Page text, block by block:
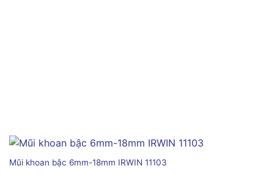
Mũi khoan bậc 6mm-18mm IRWIN 11103